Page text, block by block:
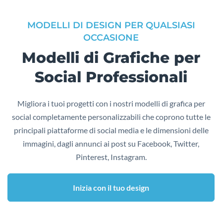
MODELLI DI DESIGN PER QUALSIASI
OCCASIONE
Modelli di Grafiche per
Social Professionali
Migliora i tuoi progetti con i nostri modelli di grafica per
social completamente personalizzabili che coprono tutte le
principali piattaforme di social media e le dimensioni delle
immagini, dagli annunci ai post su Facebook, Twitter,
Pinterest, Instagram.
Inizia con il tuo design